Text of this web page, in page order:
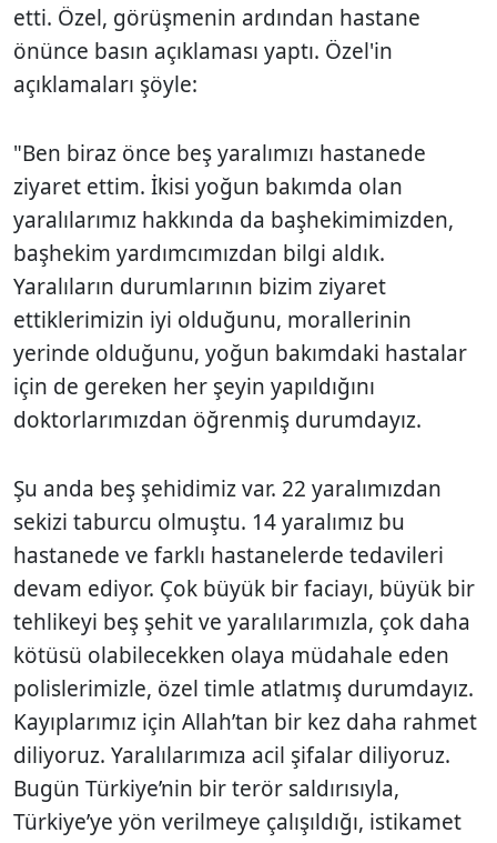
etti. Özel, görüşmenin ardından hastane
önünce basın açıklaması yaptı. Özel'in
açıklamaları şöyle:
"Ben biraz önce beş yaralımızı hastanede
ziyaret ettim. İkisi yoğun bakımda olan
yaralılarımız hakkında da başhekimimizden,
başhekim yardımcımızdan bilgi aldık.
Yaralıların durumlarının bizim ziyaret
ettiklerimizin iyi olduğunu, morallerinin
yerinde olduğunu, yoğun bakımdaki hastalar
için de gereken her şeyin yapıldığını
doktorlarımızdan öğrenmiş durumdayız.
Şu anda beş şehidimiz var. 22 yaralımızdan
sekizi taburcu olmuştu. 14 yaralımız bu
hastanede ve farklı hastanelerde tedavileri
devam ediyor. Çok büyük bir faciayı, büyük bir
tehlikeyi beş şehit ve yaralılarımızla, çok daha
kötüsü olabilecekken olaya müdahale eden
polislerimizle, özel timle atlatmış durumdayız.
Kayıplarımız için Allah’tan bir kez daha rahmet
diliyoruz. Yaralılarımıza acil şifalar diliyoruz.
Bugün Türkiye’nin bir terör saldırısıyla,
Türkiye’ye yön verilmeye çalışıldığı, istikamet